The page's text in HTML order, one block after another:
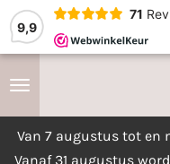
9,9
71
Van 7 augustus tot en
Vanaf 31 augustus